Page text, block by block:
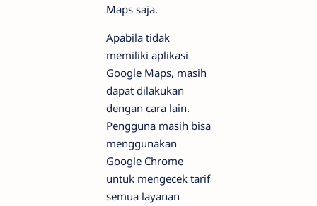
Maps saja.
Apabila tidak
memiliki aplikasi
Google Maps, masih
dapat dilakukan
dengan cara lain.
Pengguna masih bisa
menggunakan
Google Chrome
untuk mengecek tarif
semua layanan